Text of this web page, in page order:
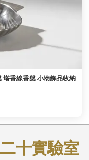
塔香線香盤 小物飾品收納
十實驗室